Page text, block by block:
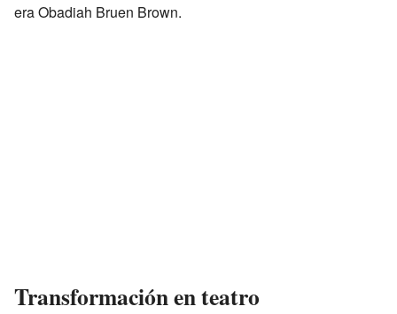
era Obadiah Bruen Brown.
Transformación en teatro